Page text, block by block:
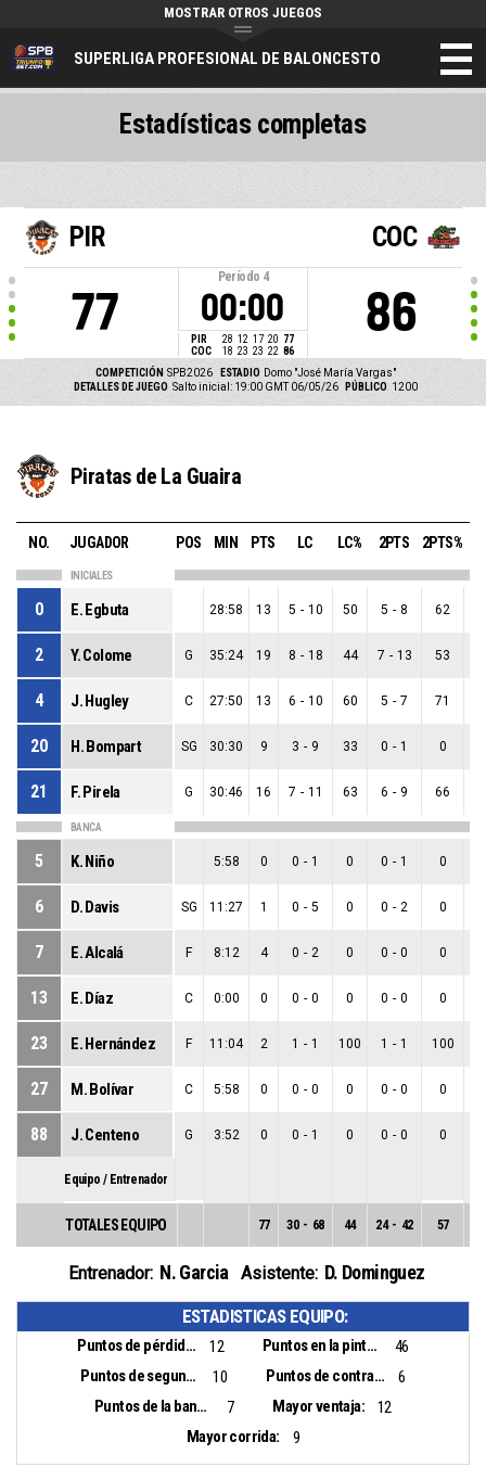
SUPERLIGA PROFESIONAL DE BALONCESTO
MOSTRAR OTROS JUEGOS
PIR
77
Período 4
00:00
PIR 28 12 17 20 77
COC
18 23 23 22 86
COC
86
COMPETICIÓN SPB2026 ESTADIO Domo "José María Vargas"
DETALLES DE JUEGO Salto inicial: 19:00 GMT 06/05/26 PÚBLICO 1200
Estadísticas completas
Piratas de La Guaira
NO. JUGADOR POS MIN PTS LC LC% 2PTS 2PTS%
INICIALES
0 E. Egbuta 28:58 13 5 - 10 50 5 - 8 62
2 Y. Colome G 35:24 19 8 - 18 44 7 - 13 53
4 J. Hugley C 27:50 13 6 - 10 60 5 - 7 71
20 H. Bompart SG 30:30 9 3 - 9 33 0 - 1 0
21 F. Pirela G 30:46 16 7 - 11 63 6 - 9 66
BANCA
5 K. Niño 5:58 0 0 - 1 0 0 - 1 0
6 D. Davis SG 11:27 1 0 - 5 0 0 - 2 0
7 E. Alcalá F 8:12 4 0 - 2 0 0 - 0 0
13 E. Díaz C 0:00 0 0 - 0 0 0 - 0 0
23 E. Hernández F 11:04 2 1 - 1 100 1 - 1 100
27 M. Bolívar C 5:58 0 0 - 0 0 0 - 0 0
88 J. Centeno G 3:52 0 0 - 1 0 0 - 0 0
Equipo / Entrenador
TOTALES EQUIPO 77 30 - 68 44 24 - 42 57
Entrenador: N. Garcia Asistente: D. Dominguez
ESTADISTICAS EQUIPO:
Puntos de pérdidas: 12 Puntos en la pintura:
46
Puntos de segunda oportunidad:
10 Puntos de contra ataque:
6
Puntos de la banca:
7 Mayor ventaja:
12
Mayor corrida:
9